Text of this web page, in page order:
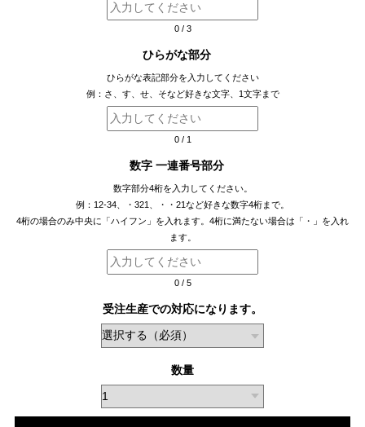
0/ 3
ひらがな部分
ひらがな表記部分を入力してください
例：さ、す、せ、そなど好きな文字、1文字まで
0/ 1
数字 一連番号部分
数字部分4桁を入力してください。
例：12-34、・321、・・21など好きな数字4桁まで。
4桁の場合のみ中央に「ハイフン」を入れます。4桁に満たない場合は「・」を入れ
ます。
0/ 5
受注生産での対応になります。
数量